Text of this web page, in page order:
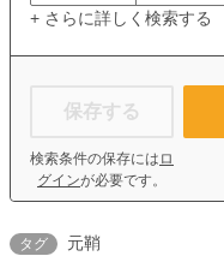
+ さらに詳しく検索する
保存する
検索条件の保存には ロ
グインが必要です。
タグ 元鞘